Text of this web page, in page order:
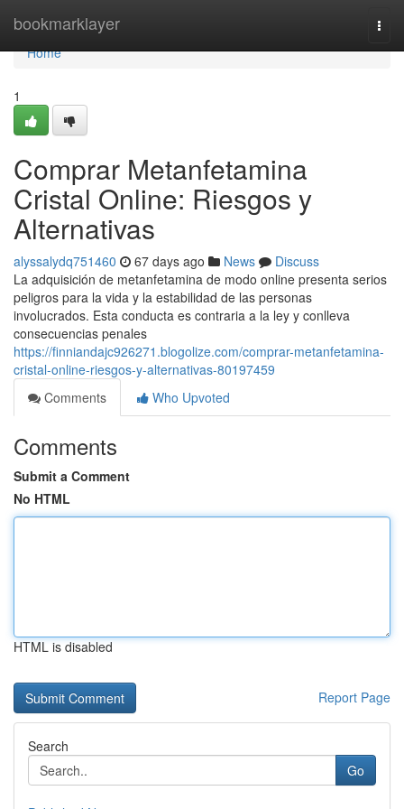
bookmarklayer
Home
Home
1
Comprar Metanfetamina
Cristal Online: Riesgos y
Alternativas
alyssalydq751460 67 days ago News
Discuss
La adquisición de metanfetamina de modo online presenta serios
peligros para la vida y la estabilidad de las personas
involucrados. Esta conducta es contraria a la ley y conlleva
consecuencias penales
https://finniandajc926271.blogolize.com/comprar-metanfetamina-
cristal-online-riesgos-y-alternativas-80197459
Comments
Who Upvoted
Comments
Submit a Comment
No HTML
HTML is disabled
Report Page
Search
Go